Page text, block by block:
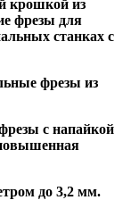
крошкой из
фрезы для
станках с
фрезы из
с напайкой
до 3,2 мм.